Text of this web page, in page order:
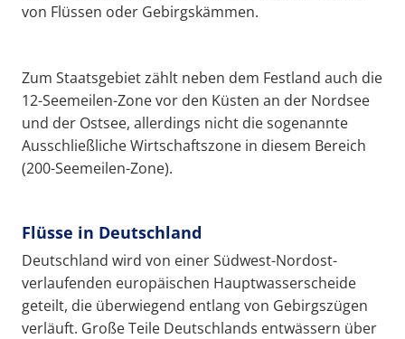
von Flüssen oder Gebirgskämmen.
Zum Staatsgebiet zählt neben dem Festland auch die
12-Seemeilen-Zone vor den Küsten an der Nordsee
und der Ostsee, allerdings nicht die sogenannte
Ausschließliche Wirtschaftszone in diesem Bereich
(200-Seemeilen-Zone).
Flüsse in Deutschland
Deutschland wird von einer Südwest-Nordost-
verlaufenden europäischen Hauptwasserscheide
geteilt, die überwiegend entlang von Gebirgszügen
verläuft. Große Teile Deutschlands entwässern über